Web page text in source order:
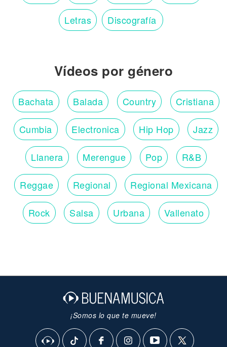
Letras Discografía
Vídeos por género
Bachata Balada Country Cristiana
Cumbia Electronica Hip Hop Jazz
Llanera Merengue Pop R&B
Reggae Regional Regional Mexicana
Rock Salsa Urbana Vallenato
¡Somos lo que te mueve!